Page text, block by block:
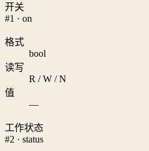
开关
#1 · on
格式
bool
读写
R / W / N
值
—
工作状态
#2 · status